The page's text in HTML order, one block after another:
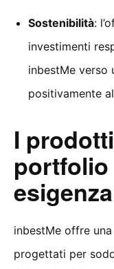
Sostenibilità:
investimenti
inbestMe verso
positivamente
I
esigenza
inbestMe offre
progettati per